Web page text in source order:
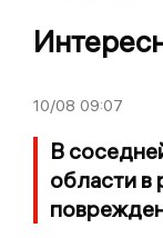
10/08 09:07
В
области в